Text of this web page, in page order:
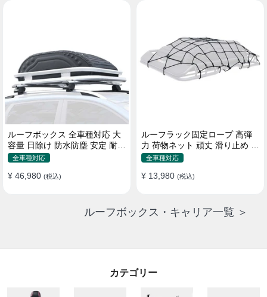
ルーフボックス 全車種対応 大
容量 日除け 防水防塵 安定 耐久
使い便利 折畳式 車用ラゲッジ
全車種対応
¥ 46,980 (税込)
ルーフラック固定ロープ 高弾
力 荷物ネット 頑丈 滑り止め ス
トラップ付き ベースキャリア
全車種対応
¥ 13,980 (税込)
ルーフボックス・キャリア一覧 ＞
カテゴリー